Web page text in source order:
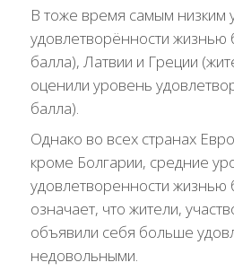
В тоже время самым низким
удовлетворённости жизнью
балла), Латвии и Греции
оценили уровень
балла).
Однако во всех странах
кроме Болгарии, средние
удовлетворенности
означает, что жители,
объявили себя больше
недовольными.